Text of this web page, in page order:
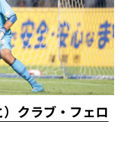
クラブ・フェロ